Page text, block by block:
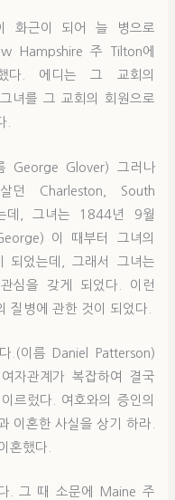
화근이 되어 늘 병으로
Hampshire 주 Tilton에
다. 에디는 그 교회의
녀를 그 교회의 회원으로
.
George Glover) 그러나
던 Charleston, South
데, 그녀는 1844년 9월
이 때부터 그녀의
되었는데, 그래서 그녀는
심을 갖게 되었다. 이런
질병에 관한 것이 되었다.
.(이름 Daniel Patterson)
자관계가 복잡하여 결국
르렀다. 여호와의 증인의
이혼한 사실을 상기 하라.
혼했다.
. 그 때 소문에 Maine 주